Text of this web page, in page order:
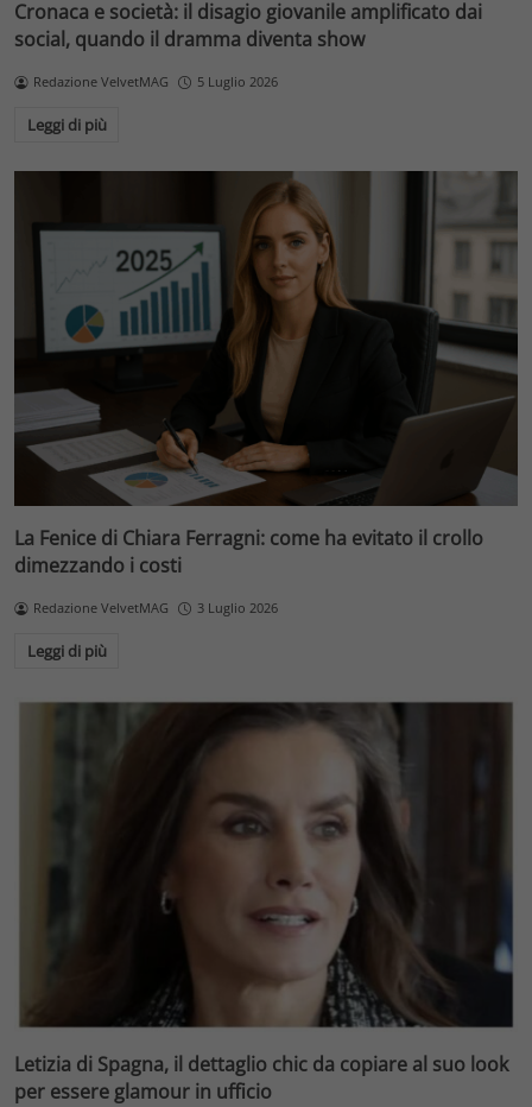
Cronaca e società: il disagio giovanile amplificato dai
social, quando il dramma diventa show
Redazione VelvetMAG 5 Luglio 2026
Leggi di più
La Fenice di Chiara Ferragni: come ha evitato il crollo
dimezzando i costi
Redazione VelvetMAG 3 Luglio 2026
Leggi di più
Letizia di Spagna, il dettaglio chic da copiare al suo look
per essere glamour in ufficio